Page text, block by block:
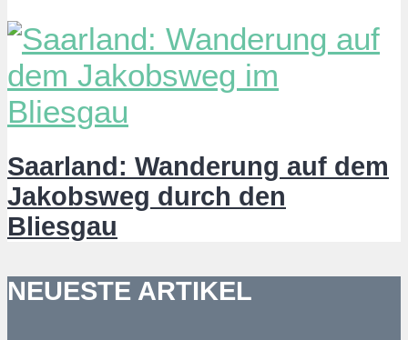
Saarland: Wanderung auf dem
Jakobsweg durch den
Bliesgau
NEUESTE ARTIKEL